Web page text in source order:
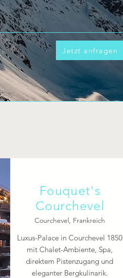
Jetzt anfragen
Fouquet's
Courchevel
Courchevel, Frankreich
Luxus-Palace in Courchevel 1850
mit Chalet-Ambiente, Spa,
direktem Pistenzugang und
eleganter Bergkulinarik.